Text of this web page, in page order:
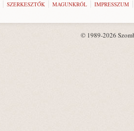
SZERKESZTŐK MAGUNKRÓL IMPRESSZUM
© 1989-2026